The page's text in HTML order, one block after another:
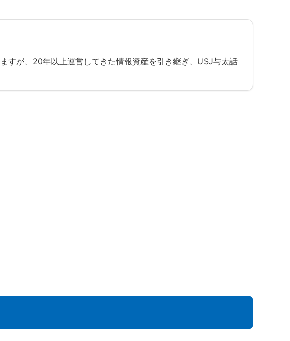
すが、20年以上運営してきた情報資産を引き継ぎ、USJ与太話